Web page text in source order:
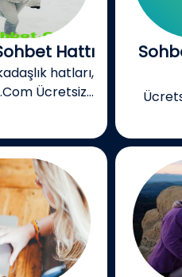
Hattı
hatları,
Ücretsiz...